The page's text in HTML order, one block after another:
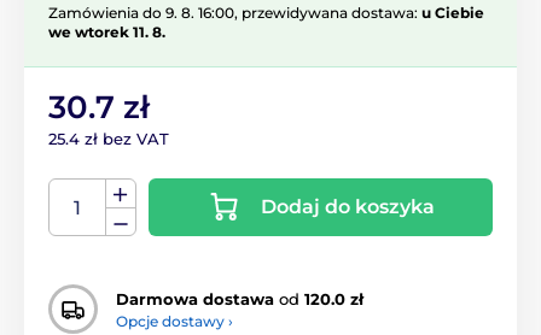
Zamówienia do 9. 8. 16:00, przewidywana dostawa: u Ciebie
we wtorek 11. 8.
30.7 zł
25.4 zł bez VAT
Dodaj do koszyka
Darmowa dostawa od 120.0 zł
Opcje dostawy ›